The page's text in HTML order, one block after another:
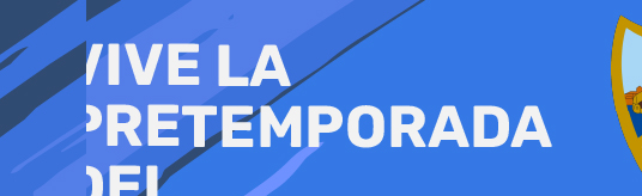
al
contenido